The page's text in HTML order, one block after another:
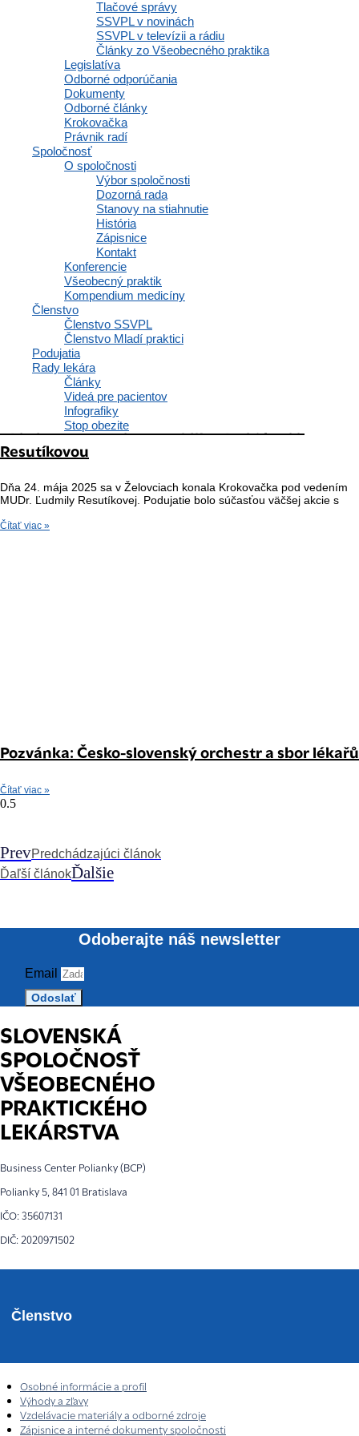
Tlačové správy
SSVPL v novinách
SSVPL v televízii a rádiu
Články zo Všeobecného praktika
Legislatíva
Odborné odporúčania
Dokumenty
Odborné články
Krokovačka
Právnik radí
Spoločnosť
O spoločnosti
Výbor spoločnosti
Dozorná rada
Stanovy na stiahnutie
História
Zápisnice
Kontakt
Konferencie
Všeobecný praktik
Kompendium medicíny
Členstvo
Členstvo SSVPL
Členstvo Mladí praktici
Podujatia
Rady lekára
Články
Videá pre pacientov
Infografiky
Stop obezite
KROKOVAČKA 2026 sa blíži
Z malej myšlienky sa stala tradícia, ktorá spája ľudí naprieč
Slovenskom. KROKOVAČKA vznikla v roku 2019 pri príležitosti
Svetového kongresu
Krokovačka v Želovciach s MUDr. Ľudmilou
Resutíkovou
Dňa 24. mája 2025 sa v Želovciach konala Krokovačka pod vedením
MUDr. Ľudmily Resutíkovej. Podujatie bolo súčasťou väčšej akcie s
Čítať viac »
Pozvánka: Česko-slovenský orchestr a sbor lékařů
Čítať viac »
PrevPredchádzajúci článok
Ďaľší článokĎalšie
Odoberajte náš newsletter
Email
Odoslať
SLOVENSKÁ
SPOLOČNOSŤ
VŠEOBECNÉHO
PRAKTICKÉHO
LEKÁRSTVA
Business Center Polianky (BCP)
Polianky 5, 841 01 Bratislava
IČO: 35607131
DIČ: 2020971502
Členstvo
Osobné informácie a profil
Výhody a zľavy
Vzdelávacie materiály a odborné zdroje
Zápisnice a interné dokumenty spoločnosti